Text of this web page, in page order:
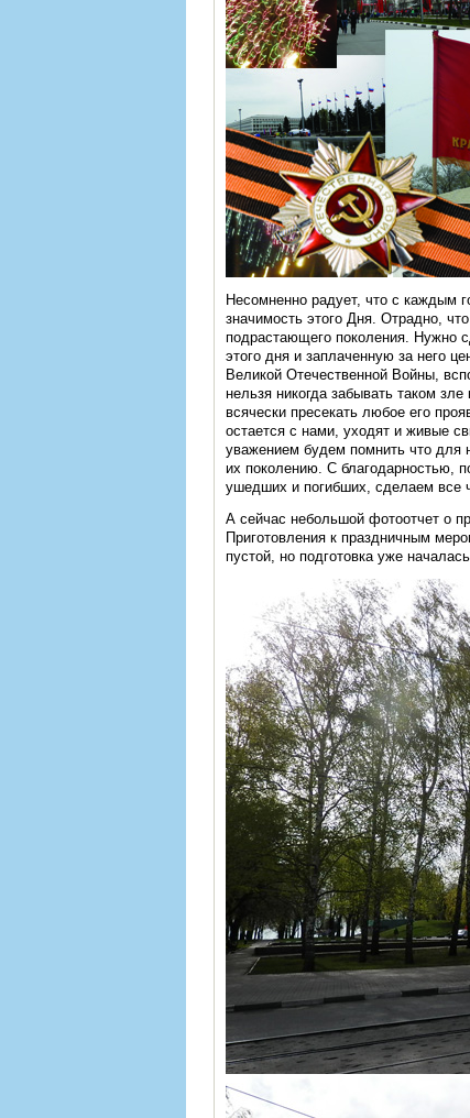
Несомненно радует, что с каждым
значимость этого Дня. Отрадно,
подрастающего поколения. Нужно
этого дня и заплаченную за него
Великой Отечественной Войны,
нельзя никогда забывать таком
всячески пресекать любое его
остается с нами, уходят и живые
уважением будем помнить что для
их поколению. С благодарностью,
ушедших и погибших, сделаем все
А сейчас небольшой фотоотчет о
Приготовления к праздничным
пустой, но подготовка уже